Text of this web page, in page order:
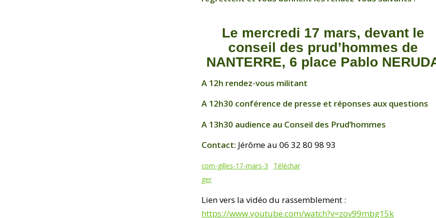
Le mercredi 17 mars, devant le
conseil des prud’hommes de
NANTERRE, 6 place Pablo
A 12h rendez-vous militant
A 12h30 conférence de presse et réponses aux questions
A 13h30 audience au Conseil des Prud’hommes
Contact: Jérôme au 06 32 80 98 93
com-gilles-17-mars-3
Téléchar
ger
Lien vers la vidéo du rassemblement :
https://www.youtube.com/watch?v=zov99mbg15k